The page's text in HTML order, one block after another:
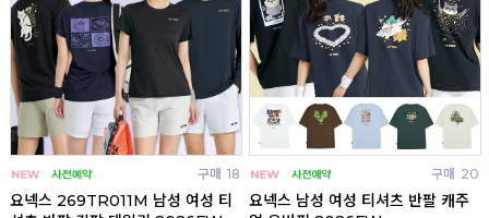
구매 18
요넥스 269TR011M 남성 여성 티
구매 20
요넥스 남성 여성 티셔츠 반팔 캐주